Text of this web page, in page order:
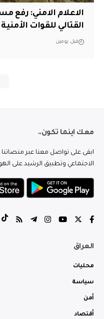
الاعلام الامني: رفع
القتالي للقوات
قبل يومين
معك اينما تكون..
ابقى على تواصل معنا عبر
الاجتماعي وتطبيق الرشيد على
العراق
محليات
سياسة
أمن
أقتصاد